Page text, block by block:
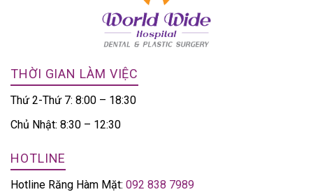
THỜI GIAN LÀM VIỆC
Thứ 2-Thứ 7: 8:00 – 18:30
Chủ Nhật: 8:30 – 12:30
HOTLINE
Hotline Răng Hàm Mặt: 092 838 7989